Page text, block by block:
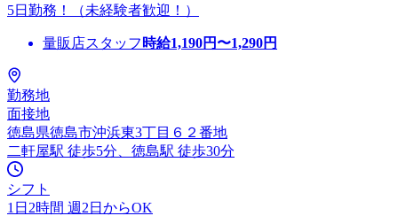
5日勤務！（未経験者歓迎！）
量販店スタッフ 時給1,190円〜1,290円
勤務地
面接地
徳島県徳島市沖浜東3丁目６２番地
二軒屋駅 徒歩5分、徳島駅 徒歩30分
シフト
1日2時間 週2日からOK